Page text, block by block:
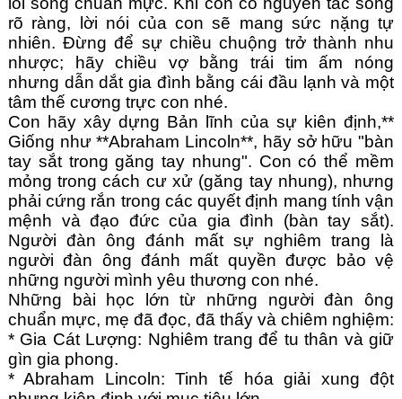
rõ ràng, lời nói của con sẽ mang sức nặng tự
nhiên. Đừng để sự chiều chuộng trở thành nhu
nhược; hãy chiều vợ bằng trái tim ấm nóng
nhưng dẫn dắt gia đình bằng cái đầu lạnh và một
tâm thế cương trực con nhé.
Con hãy xây dựng Bản lĩnh của sự kiên định,**
Giống như **Abraham Lincoln**, hãy sở hữu "bàn
tay sắt trong găng tay nhung". Con có thể mềm
mỏng trong cách cư xử (găng tay nhung), nhưng
phải cứng rắn trong các quyết định mang tính vận
mệnh và đạo đức của gia đình (bàn tay sắt).
Người đàn ông đánh mất sự nghiêm trang là
người đàn ông đánh mất quyền được bảo vệ
những người mình yêu thương con nhé.
Những bài học lớn từ những người đàn ông
chuẩn mực, mẹ đã đọc, đã thấy và chiêm nghiệm:
* Gia Cát Lượng: Nghiêm trang để tu thân và giữ
gìn gia phong.
* Abraham Lincoln: Tinh tế hóa giải xung đột